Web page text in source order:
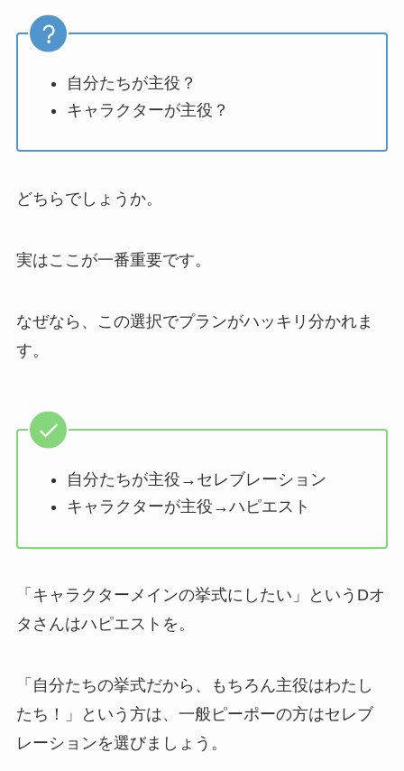
自分たちが主役？
キャラクターが主役？
どちらでしょうか。
実はここが一番重要です。
なぜなら、この選択でプランがハッキリ分かれま
す。
自分たちが主役→セレブレーション
キャラクターが主役→ハピエスト
「キャラクターメインの挙式にしたい」というDオ
タさんはハピエストを。
「自分たちの挙式だから、もちろん主役はわたし
たち！」という方は、一般ピーポーの方はセレブ
レーションを選びましょう。